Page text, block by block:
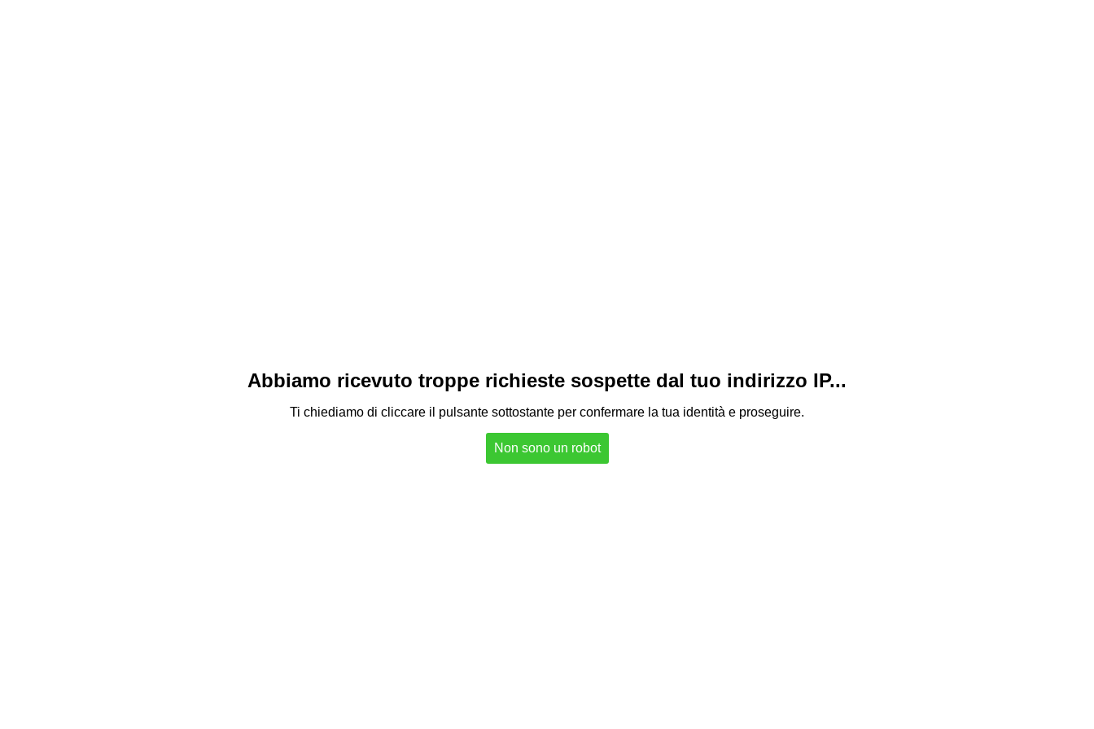
Abbiamo ricevuto troppe richieste sospette dal tuo indirizzo IP...
Ti chiediamo di cliccare il pulsante sottostante per confermare la tua identità e proseguire.
Non sono un robot